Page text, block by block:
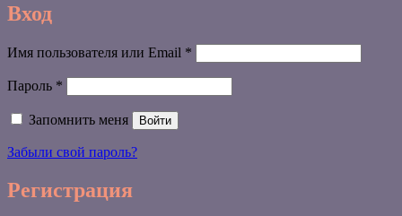
Вход
Имя пользователя или Email *
Пароль *
Запомнить меня Войти
Забыли свой пароль?
Регистрация